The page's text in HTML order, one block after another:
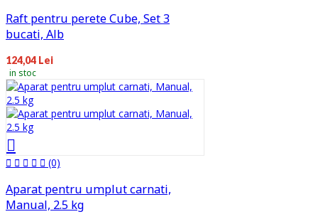
Raft pentru perete Cube, Set 3
bucati, Alb
124,04 Lei
in stoc
(0)
Aparat pentru umplut carnati,
Manual, 2.5 kg